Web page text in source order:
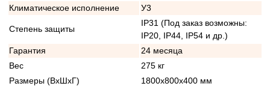
Климатическое исполнение
У3
Степень защиты
IP31 (Под заказ возможны:
IP20, IP44, IP54 и др.)
Гарантия
24 месяца
Вес
275 кг
Размеры (ВхШхГ)
1800х800х400 мм